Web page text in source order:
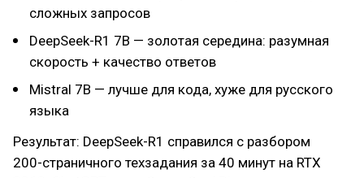
сложных запросов
DeepSeek-R1 7B — золотая середина: разумная
скорость + качество ответов
Mistral 7B — лучше для кода, хуже для русского
языка
Результат: DeepSeek-R1 справился с разбором
200-страничного техзадания за 40 минут на RTX